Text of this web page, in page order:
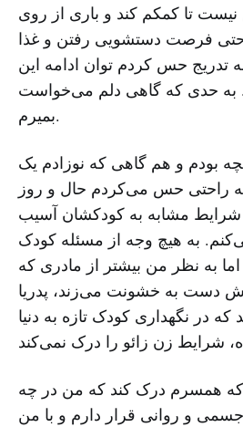
تا کمکم کند و باری از روی
حتی فرصت دستشویی رفتن و غذا
تدریج حس کردم توان ادامه این
به حدی که گاهی دلم می‌خواست
بمیرم.
بودم و هم گاهی که نوزادم یک
راحتی حس می‌کردم حال و روز
شرایط مشابه به کودکشان آسیب
به هیچ وجه از مسئله کودک
به نظر من بیشتر از مادری که
دست به خشونت می‌زند، پدریا
که در نگهداری کودک تازه به دنیا
که همسرم درک کند که من در چه
و روانی قرار دارم و با من